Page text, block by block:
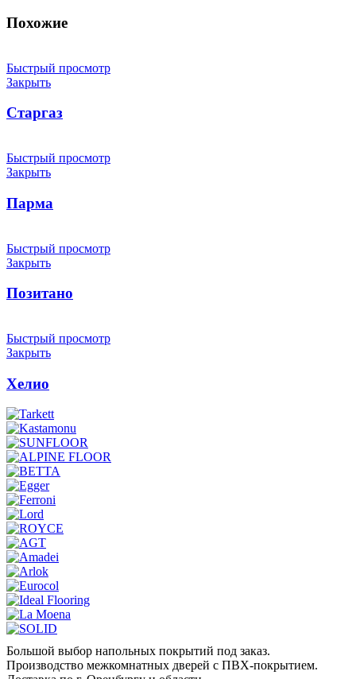
Похожие
Быстрый просмотр
Закрыть
Старгаз
Быстрый просмотр
Закрыть
Парма
Быстрый просмотр
Закрыть
Позитано
Быстрый просмотр
Закрыть
Хелио
Большой выбор напольных покрытий под заказ.
Производство межкомнатных дверей с ПВХ-покрытием.